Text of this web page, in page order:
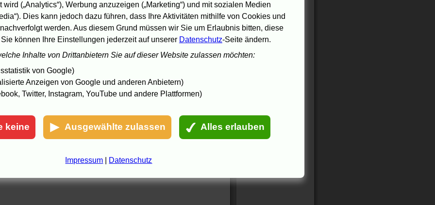
(„Analytics“), Werbung anzuzeigen („Marketing“) und mit sozialen Medien
Dies kann jedoch dazu führen, dass Ihre Aktivitäten mithilfe von Cookies und
werden. Aus diesem Grund müssen wir Sie um Erlaubnis bitten, diese
können Ihre Einstellungen jederzeit auf unserer Datenschutz-Seite ändern.
Inhalte von Drittanbietern Sie auf dieser Website zulassen möchten:
von Google)
Anzeigen von Google und anderen Anbietern)
Twitter, Instagram, YouTube und andere Plattformen)
keine Ausgewählte zulassen Alles erlauben
Impressum Datenschutz